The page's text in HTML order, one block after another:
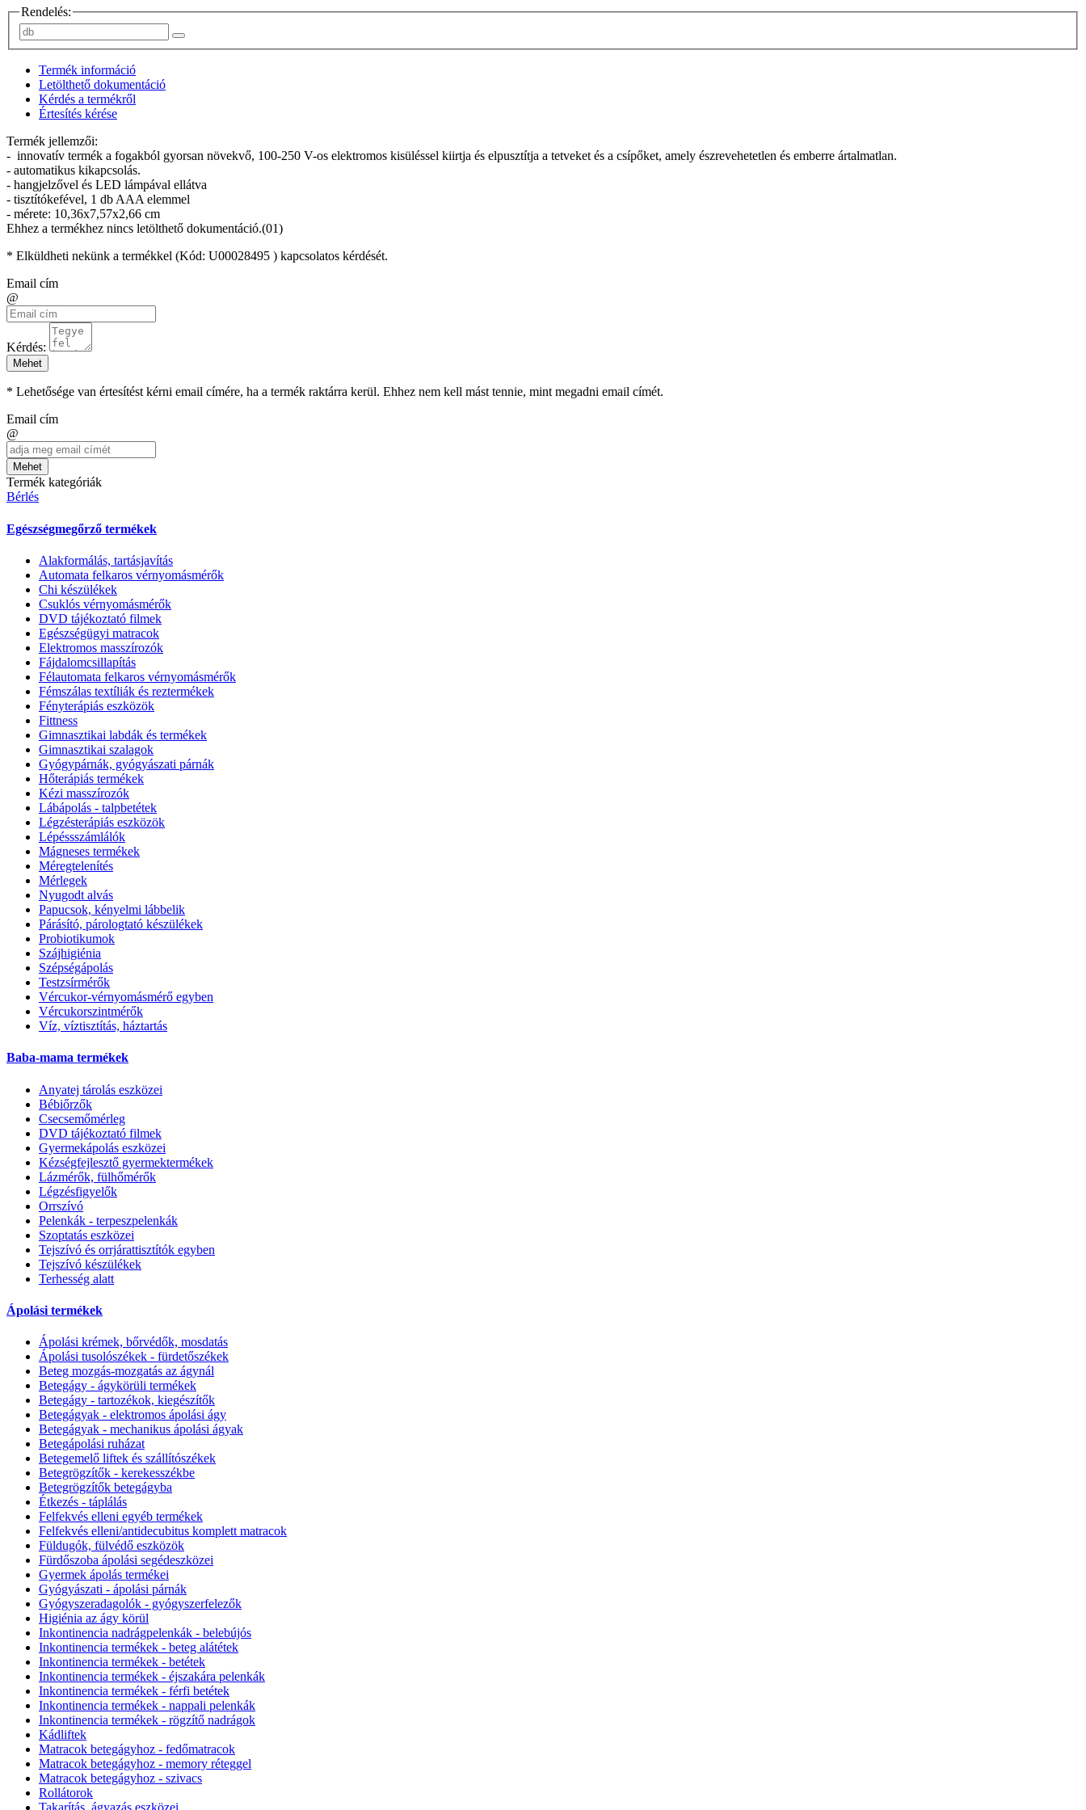
Rendelés:
Termék információ
Letölthető dokumentáció
Kérdés a termékről
Értesítés kérése
Termék jellemzői:
- innovatív termék a fogakból gyorsan növekvő, 100-250 V-os elektromos kisüléssel kiirtja és elpusztítja a tetveket és a csípőket, amely észrevehetetlen és emberre ártalmatlan.
- automatikus kikapcsolás.
- hangjelzővel és LED lámpával ellátva
- tisztítókefével, 1 db AAA elemmel
- mérete: 10,36x7,57x2,66 cm
Ehhez a termékhez nincs letölthető dokumentáció.(01)
* Elküldheti nekünk a termékkel (Kód: U00028495 ) kapcsolatos kérdését.
Email cím
@
Kérdés:
Mehet
* Lehetősége van értesítést kérni email címére, ha a termék raktárra kerül. Ehhez nem kell mást tennie, mint megadni email címét.
Email cím
@
Mehet
Termék kategóriák
Bérlés
Egészségmegőrző termékek
Alakformálás, tartásjavítás
Automata felkaros vérnyomásmérők
Chi készülékek
Csuklós vérnyomásmérők
DVD tájékoztató filmek
Egészségügyi matracok
Elektromos masszírozók
Fájdalomcsillapítás
Félautomata felkaros vérnyomásmérők
Fémszálas textíliák és reztermékek
Fényterápiás eszközök
Fittness
Gimnasztikai labdák és termékek
Gimnasztikai szalagok
Gyógypárnák, gyógyászati párnák
Hőterápiás termékek
Kézi masszírozók
Lábápolás - talpbetétek
Légzésterápiás eszközök
Lépéssszámlálók
Mágneses termékek
Méregtelenítés
Mérlegek
Nyugodt alvás
Papucsok, kényelmi lábbelik
Párásító, párologtató készülékek
Probiotikumok
Szájhigiénia
Szépségápolás
Testzsírmérők
Vércukor-vérnyomásmérő egyben
Vércukorszintmérők
Víz, víztisztítás, háztartás
Baba-mama termékek
Anyatej tárolás eszközei
Bébiőrzők
Csecsemőmérleg
DVD tájékoztató filmek
Gyermekápolás eszközei
Kézségfejlesztő gyermektermékek
Lázmérők, fülhőmérők
Légzésfigyelők
Orrszívó
Pelenkák - terpeszpelenkák
Szoptatás eszközei
Tejszívó és orrjárattisztítók egyben
Tejszívó készülékek
Terhesség alatt
Ápolási termékek
Ápolási krémek, bőrvédők, mosdatás
Ápolási tusolószékek - fürdetőszékek
Beteg mozgás-mozgatás az ágynál
Betegágy - ágykörüli termékek
Betegágy - tartozékok, kiegészítők
Betegágyak - elektromos ápolási ágy
Betegágyak - mechanikus ápolási ágyak
Betegápolási ruházat
Betegemelő liftek és szállítószékek
Betegrögzítők - kerekesszékbe
Betegrögzítők betegágyba
Étkezés - táplálás
Felfekvés elleni egyéb termékek
Felfekvés elleni/antidecubitus komplett matracok
Füldugók, fülvédő eszközök
Fürdőszoba ápolási segédeszközei
Gyermek ápolás termékei
Gyógyászati - ápolási párnák
Gyógyszeradagolók - gyógyszerfelezők
Higiénia az ágy körül
Inkontinencia nadrágpelenkák - belebújós
Inkontinencia termékek - beteg alátétek
Inkontinencia termékek - betétek
Inkontinencia termékek - éjszakára pelenkák
Inkontinencia termékek - férfi betétek
Inkontinencia termékek - nappali pelenkák
Inkontinencia termékek - rögzítő nadrágok
Kádliftek
Matracok betegágyhoz - fedőmatracok
Matracok betegágyhoz - memory réteggel
Matracok betegágyhoz - szivacs
Rollátorok
Takarítás, ágyazás eszközei